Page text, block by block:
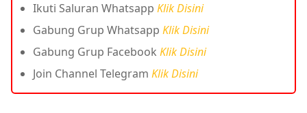
Ikuti Saluran Whatsapp Klik Disini
Gabung Grup Whatsapp Klik Disini
Gabung Grup Facebook Klik Disini
Join Channel Telegram Klik Disini